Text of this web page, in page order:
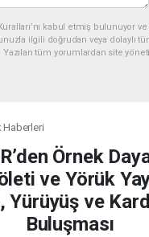
kabul etmiş bulunuyor
ilgili doğrudan veya dolaylı
Yazılan tüm yorumlardan site
Haberleri
Örnek
ve Yörük
Yürüyüş ve
Buluşması